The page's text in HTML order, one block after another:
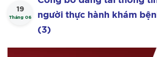
19
Tháng 06
người thực hành khám
(3)